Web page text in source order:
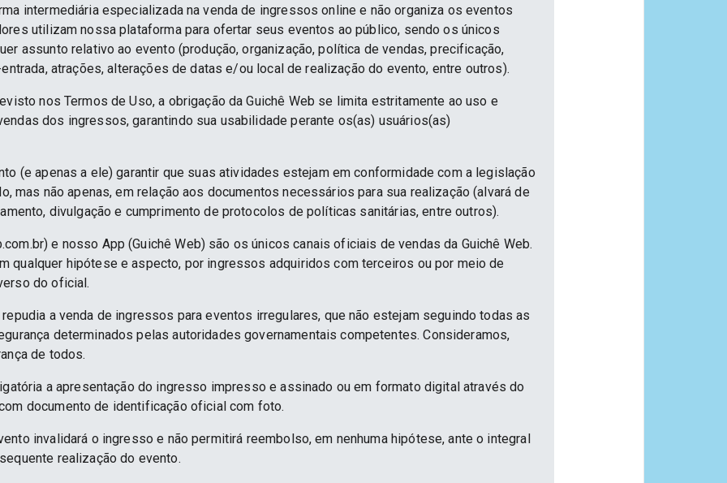
intermediária especializada na venda de ingressos online e não organiza os eventos
utilizam nossa plataforma para ofertar seus eventos ao público, sendo os únicos
assunto relativo ao evento (produção, organização, política de vendas, precificação,
atrações, alterações de datas e/ou local de realização do evento, entre outros).
nos Termos de Uso, a obrigação da Guichê Web se limita estritamente ao uso e
dos ingressos, garantindo sua usabilidade perante os(as) usuários(as)
(e apenas a ele) garantir que suas atividades estejam em conformidade com a legislação
mas não apenas, em relação aos documentos necessários para sua realização (alvará de
divulgação e cumprimento de protocolos de políticas sanitárias, entre outros).
e nosso App (Guichê Web) são os únicos canais oficiais de vendas da Guichê Web.
qualquer hipótese e aspecto, por ingressos adquiridos com terceiros ou por meio de
do oficial.
a venda de ingressos para eventos irregulares, que não estejam seguindo todas as
determinados pelas autoridades governamentais competentes. Consideramos,
de todos.
a apresentação do ingresso impresso e assinado ou em formato digital através do
documento de identificação oficial com foto.
invalidará o ingresso e não permitirá reembolso, em nenhuma hipótese, ante o integral
realização do evento.